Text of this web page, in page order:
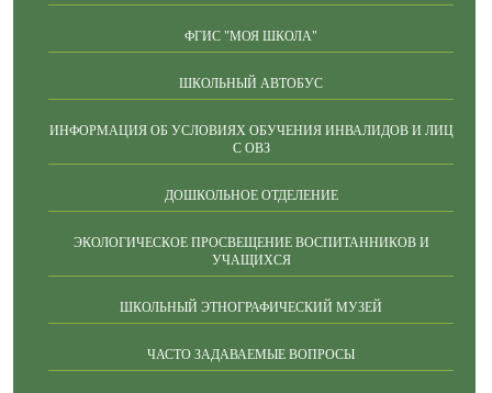
ФГИС "МОЯ ШКОЛА"
ШКОЛЬНЫЙ АВТОБУС
ИНФОРМАЦИЯ ОБ УСЛОВИЯХ ОБУЧЕНИЯ ИНВАЛИДОВ И ЛИЦ
С ОВЗ
ДОШКОЛЬНОЕ ОТДЕЛЕНИЕ
ЭКОЛОГИЧЕСКОЕ ПРОСВЕЩЕНИЕ ВОСПИТАННИКОВ И
УЧАЩИХСЯ
ШКОЛЬНЫЙ ЭТНОГРАФИЧЕСКИЙ МУЗЕЙ
ЧАСТО ЗАДАВАЕМЫЕ ВОПРОСЫ